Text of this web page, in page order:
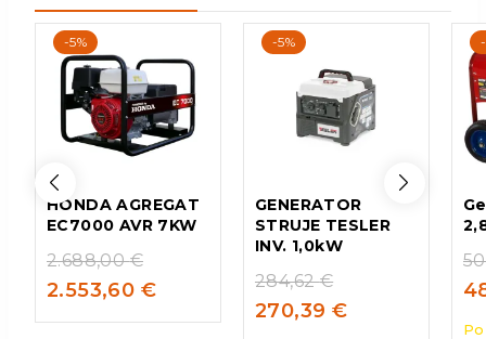
-5%
HONDA AGREGAT
EC7000 AVR 7KW
2.688,00€
2.553,60 €
-5%
GENERATOR
STRUJE TESLER
INV. 1,0kW
284,62€
270,39 €